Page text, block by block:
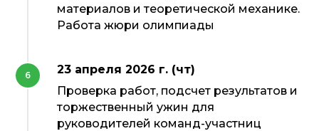
материалов и теоретической механике.
Работа жюри олимпиады
23 апреля 2026 г. (чт)
Проверка работ, подсчет результатов и
торжественный ужин для
руководителей команд-участниц